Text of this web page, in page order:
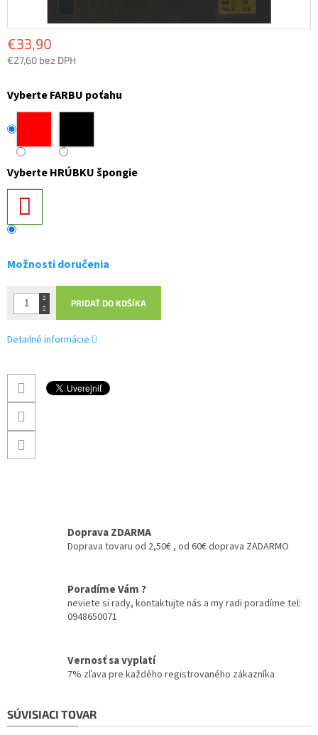
€33,90
€27,60 bez DPH
cena:
Vyberte FARBU poťahu
Vyberte HRÚBKU špongie
Možnosti doručenia
PRIDAŤ DO KOŠÍKA
Detailné informácie
Doprava ZDARMA
Doprava tovaru od 2,50€ , od 60€ doprava ZADARMO
Poradíme Vám ?
neviete si rady, kontaktujte nás a my radi poradíme tel:
0948650071
Vernosť sa vyplatí
7% zľava pre každého registrovaného zákazníka
SÚVISIACI TOVAR